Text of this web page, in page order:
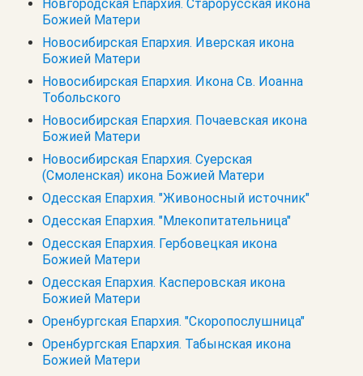
Новгородская Епархия. Старорусская икона
Божией Матери
Новосибирская Епархия. Иверская икона
Божией Матери
Новосибирская Епархия. Икона Св. Иоанна
Тобольского
Новосибирская Епархия. Почаевская икона
Божией Матери
Новосибирская Епархия. Суерская
(Смоленская) икона Божией Матери
Одесская Епархия. "Живоносный источник"
Одесская Епархия. "Млекопитательница"
Одесская Епархия. Гербовецкая икона
Божией Матери
Одесская Епархия. Касперовская икона
Божией Матери
Оренбургская Епархия. "Скоропослушница"
Оренбургская Епархия. Табынская икона
Божией Матери